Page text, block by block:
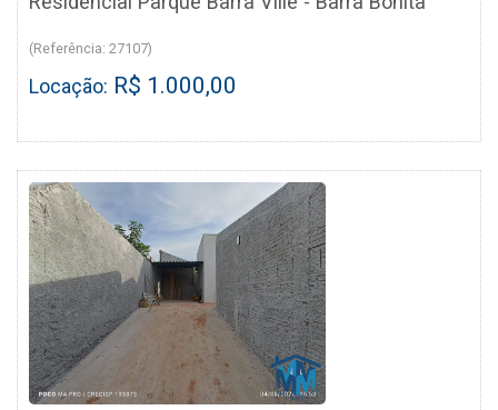
(Referência: 27107)
Locação: R$ 1.000,00